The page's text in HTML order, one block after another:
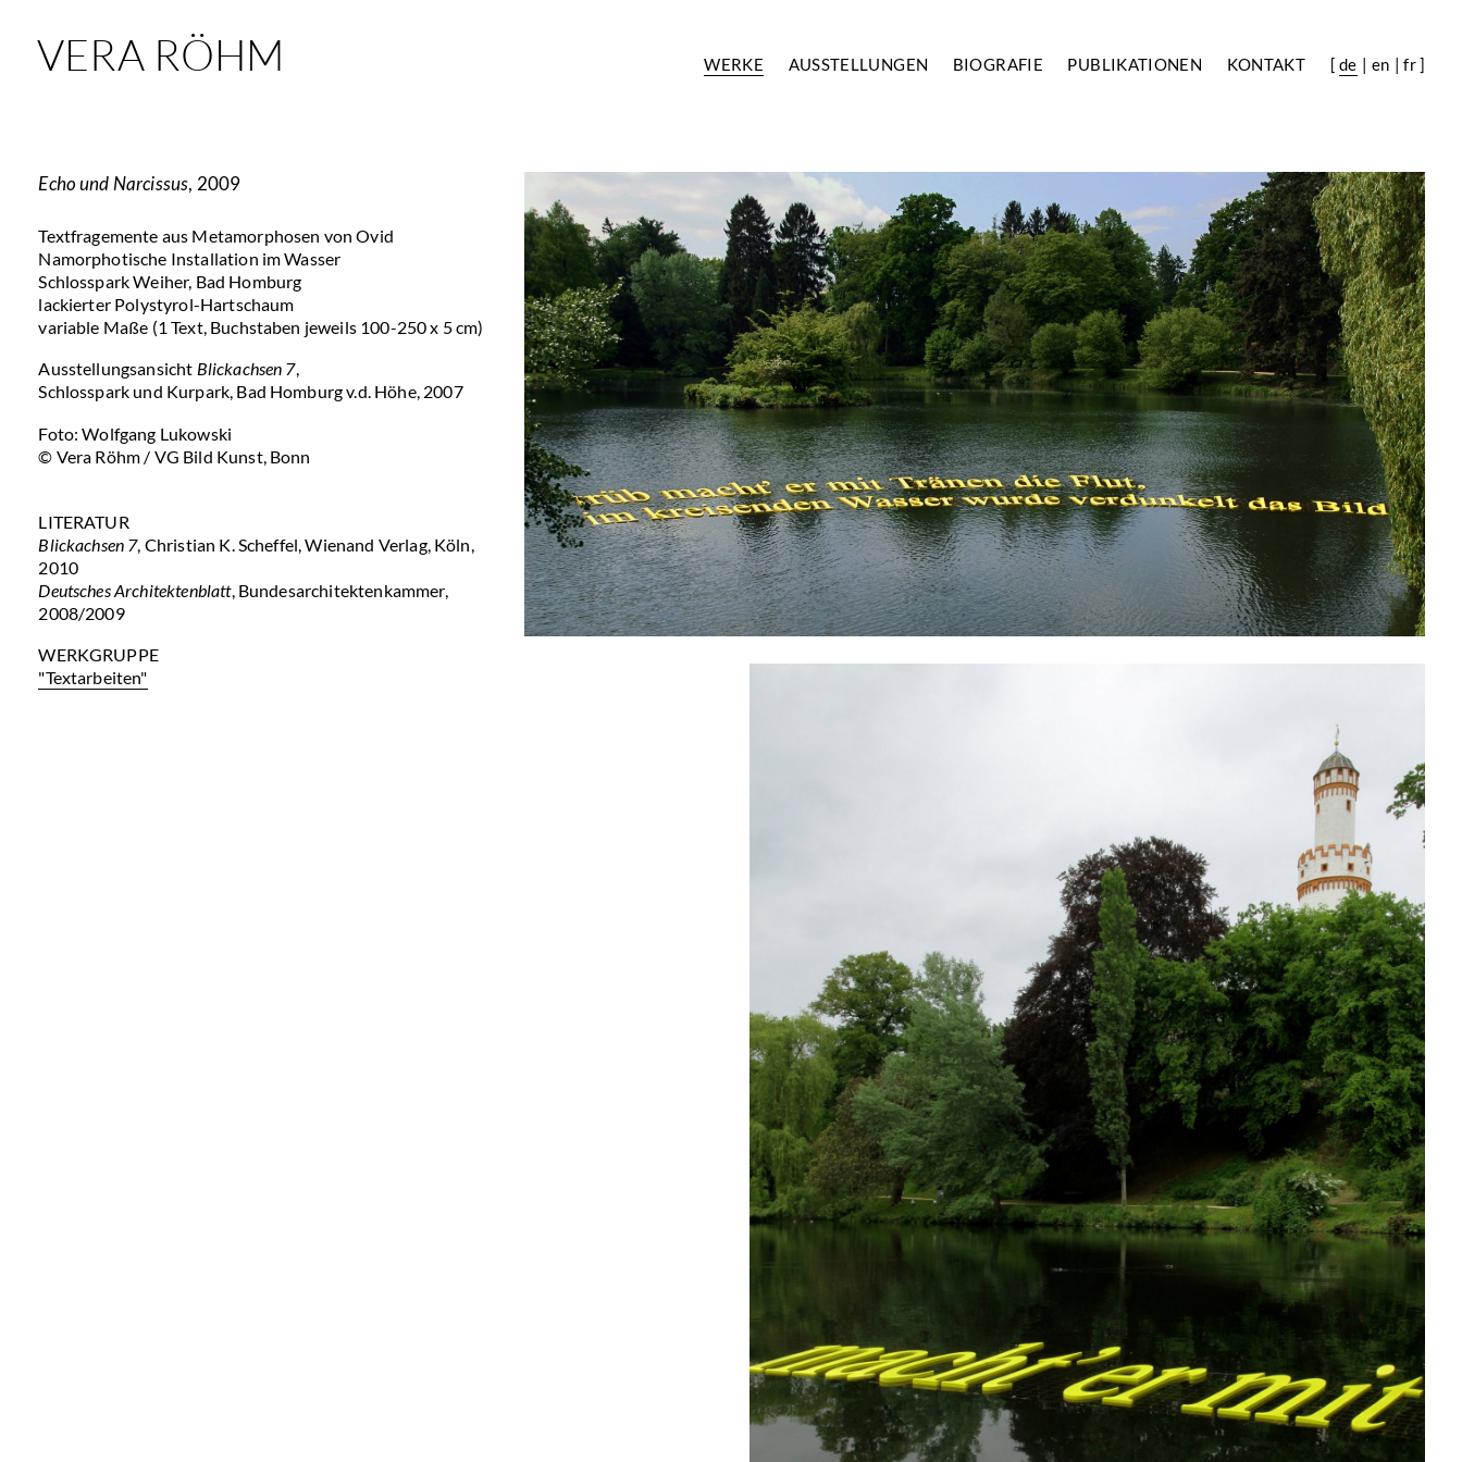
VERA RÖHM WERKE AUSSTELLUNGEN BIOGRAFIE PUBLIKATIONEN KONTAKT [ de en fr]
Echo und Narcissus, 2009
Textfragemente aus Metamorphosen von Ovid
Namorphotische Installation im Wasser
Schlosspark Weiher, Bad Homburg
lackierter Polystyrol-Hartschaum
variable Maße (1 Text, Buchstaben jeweils 100-250 x 5 cm)
Ausstellungsansicht Blickachsen 7,
Schlosspark und Kurpark, Bad Homburg v.d. Höhe, 2007
Foto: Wolfgang Lukowski
© Vera Röhm / VG Bild Kunst, Bonn
LITERATUR
Blickachsen 7, Christian K. Scheffel, Wienand Verlag, Köln,
2010
Deutsches Architektenblatt, Bundesarchitektenkammer,
2008/2009
WERKGRUPPE
"Textarbeiten"